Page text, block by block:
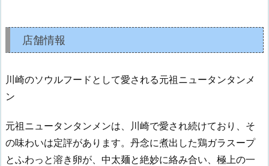
店舗情報
川崎のソウルフードとして愛される元祖ニュータンタンメ
ン
元祖ニュータンタンメンは、川崎で愛され続けており、そ
の味わいは定評があります。丹念に煮出した鶏ガラスープ
とふわっと溶き卵が、中太麺と絶妙に絡み合い、極上の一